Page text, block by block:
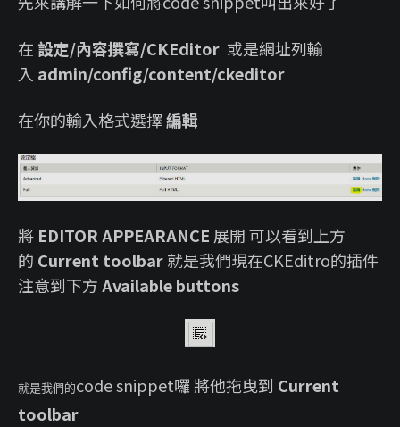
在 設定/內容撰寫/CKEditor 或是網址列輸
入 admin/config/content/ckeditor
在你的輸入格式選擇編輯
將 EDITOR APPEARANCE 展開 可以看到上方
的 Current toolbar就是我們現在CKEditro的插件
注意到下方Available buttons
就是我們的code snippet囉 將他拖曳到 Current
toolbar